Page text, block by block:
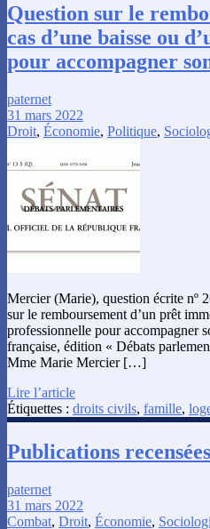
Question sur le
cas d’une baisse ou
pour accompagner
paternet
31 mars 2022
Droit, Économie, Politique,
Mercier (Marie), question écrite nº
sur le remboursement d’un prêt
professionnelle pour accompagner
française, édition « Débats
Mme Marie Mercier […]
Lire l’article
Étiquettes : droits civils, famille,
Publications
paternet
31 mars 2022
Combat, Droit, Économie,